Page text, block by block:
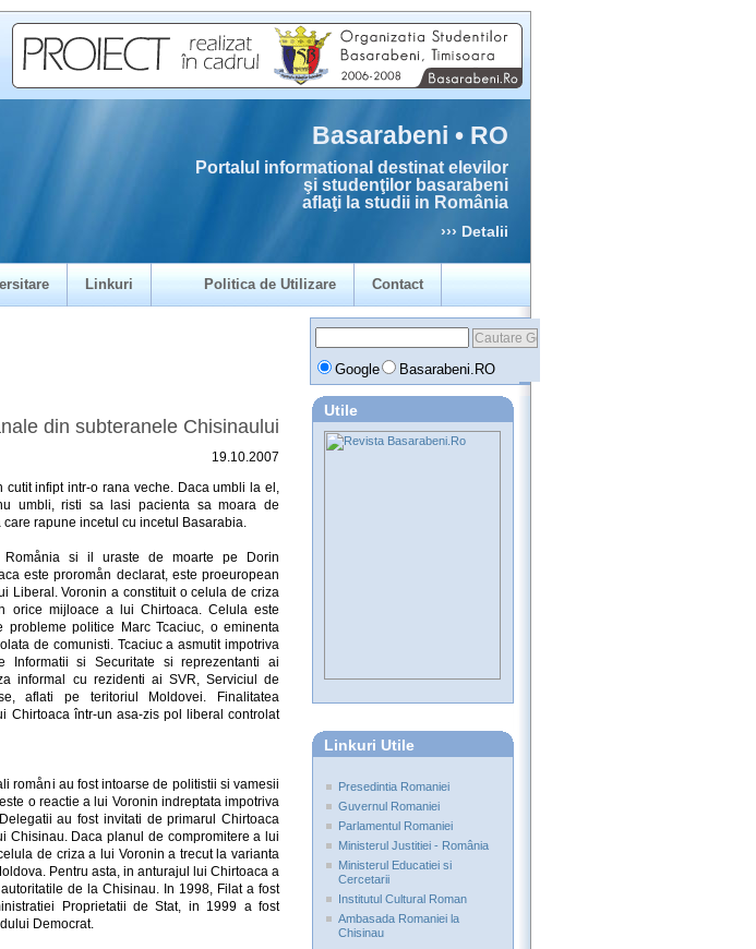
Basarabeni • RO
Portalul informational destinat elevilor
şi studenţilor basarabeni
aflaţi la studii in România
››› Detalii
Linkuri Politica de Utilizare Contact
Google Basarabeni.RO
din subteranele Chisinaului
19.10.2007
infipt intr-o rana veche. Daca umbli la el,
umbli, risti sa lasi pacienta sa moara de
rapune incetul cu incetul Basarabia.
Romånia si il uraste de moarte pe Dorin
este proromån declarat, este proeuropean
Liberal. Voronin a constituit o celula de criza
orice mijloace a lui Chirtoaca. Celula este
politice Marc Tcaciuc, o eminenta
de comunisti. Tcaciuc a asmutit impotriva
Informatii si Securitate si reprezentanti ai
informal cu rezidenti ai SVR, Serviciul de
aflati pe teritoriul Moldovei. Finalitatea
Chirtoaca într-un asa-zis pol liberal controlat
romåni au fost intoarse de politistii si vamesii
o reactie a lui Voronin indreptata impotriva
au fost invitati de primarul Chirtoaca
Chisinau. Daca planul de compromitere a lui
de criza a lui Voronin a trecut la varianta
Pentru asta, in anturajul lui Chirtoaca a
de la Chisinau. In 1998, Filat a fost
Proprietatii de Stat, in 1999 a fost
Democrat.
Utile
Linkuri Utile
Presedintia Romaniei
Guvernul Romaniei
Parlamentul Romaniei
Ministerul Justitiei - România
Ministerul Educatiei si
Cercetarii
Institutul Cultural Roman
Ambasada Romaniei la
Chisinau